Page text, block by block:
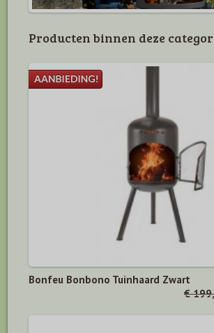
Producten binnen deze
Bonfeu Bonbono Tuinhaard Zwart
€